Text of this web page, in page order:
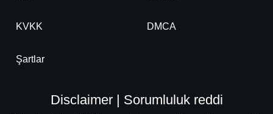
KVKK DMCA
Şartlar
Disclaimer | Sorumluluk reddi